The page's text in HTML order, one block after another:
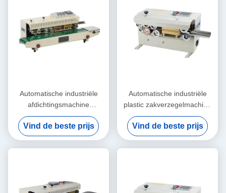
Automatische industriële
afdichtingsmachine
Vermoeidheidsbestendige
continue band
warmteverzegel
Vind de beste prijs
Automatische industriële
plastic zakverzegelmachine
Elektrisch aangedreven type
milieuvriendelijk
Vind de beste prijs